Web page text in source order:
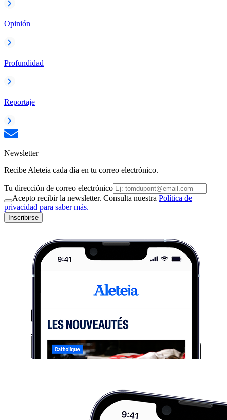
Opinión
Profundidad
Reportaje
Newsletter
Recibe Aleteia cada día en tu correo electrónico.
Tu dirección de correo electrónico
Acepto recibir la newsletter. Consulta nuestra Política de
privacidad para saber más.
Inscribirse